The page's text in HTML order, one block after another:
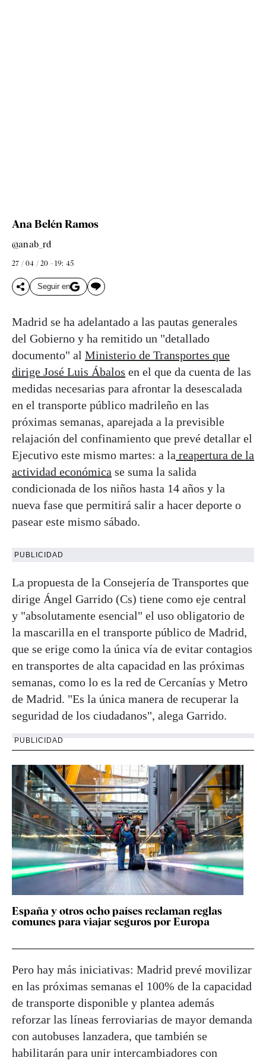
Ana Belén Ramos
@anab_rd
27 / 04 / 20 - 19: 45
Seguir en
Madrid se ha adelantado a las pautas generales
del Gobierno y ha remitido un "detallado
documento" al Ministerio de Transportes que
dirige José Luis Ábalos en el que da cuenta de las
medidas necesarias para afrontar la desescalada
en el transporte público madrileño en las
próximas semanas, aparejada a la previsible
relajación del confinamiento que prevé detallar el
Ejecutivo este mismo martes: a la reapertura de la
actividad económica se suma la salida
condicionada de los niños hasta 14 años y la
nueva fase que permitirá salir a hacer deporte o
pasear este mismo sábado.
PUBLICIDAD
La propuesta de la Consejería de Transportes que
dirige Ángel Garrido (Cs) tiene como eje central
y "absolutamente esencial" el uso obligatorio de
la mascarilla en el transporte público de Madrid,
que se erige como la única vía de evitar contagios
en transportes de alta capacidad en las próximas
semanas, como lo es la red de Cercanías y Metro
de Madrid. "Es la única manera de recuperar la
seguridad de los ciudadanos", alega Garrido.
PUBLICIDAD
España y otros ocho países reclaman reglas
comunes para viajar seguros por Europa
Pero hay más iniciativas: Madrid prevé movilizar
en las próximas semanas el 100% de la capacidad
de transporte disponible y plantea además
reforzar las líneas ferroviarias de mayor demanda
con autobuses lanzadera, que también se
habilitarán para unir intercambiadores con